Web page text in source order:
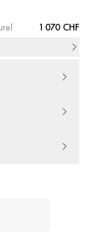
1 070 CHF